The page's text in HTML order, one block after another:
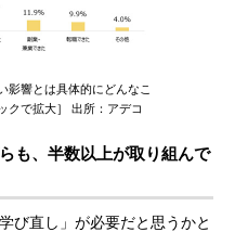
影響とは具体的にどんなこ
クで拡大］ 出所：アデコ
も、半数以上が取り組んで
び直し」が必要だと思うかと